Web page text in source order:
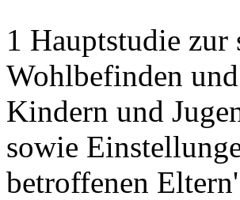
1 Hauptstudie
Wohlbefinden
Kindern und
sowie
betroffenen Eltern'